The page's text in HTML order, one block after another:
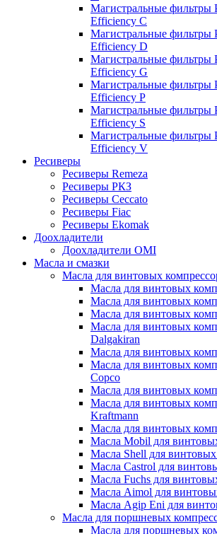
Магистральные фильтры
Efficiency C
Магистральные фильтры
Efficiency D
Магистральные фильтры
Efficiency G
Магистральные фильтры
Efficiency P
Магистральные фильтры
Efficiency S
Магистральные фильтры
Efficiency V
Ресиверы
Ресиверы Remeza
Ресиверы РКЗ
Ресиверы Ceccato
Ресиверы Fiac
Ресиверы Ekomak
Доохладители
Доохладители OMI
Масла и смазки
Масла для винтовых
Масла для винтовых
Масла для винтовых
Масла для винтовых
Масла для винтовых
Dalgakiran
Масла для винтовых
Масла для винтовых
Copco
Масла для винтовых
Масла для винтовых
Kraftmann
Масла для винтовых
Масла Mobil для
Масла Shell для
Масла Castrol для
Масла Fuchs для
Масла Aimol для
Масла Agip Eni для
Масла для поршневых
Масла для поршневых